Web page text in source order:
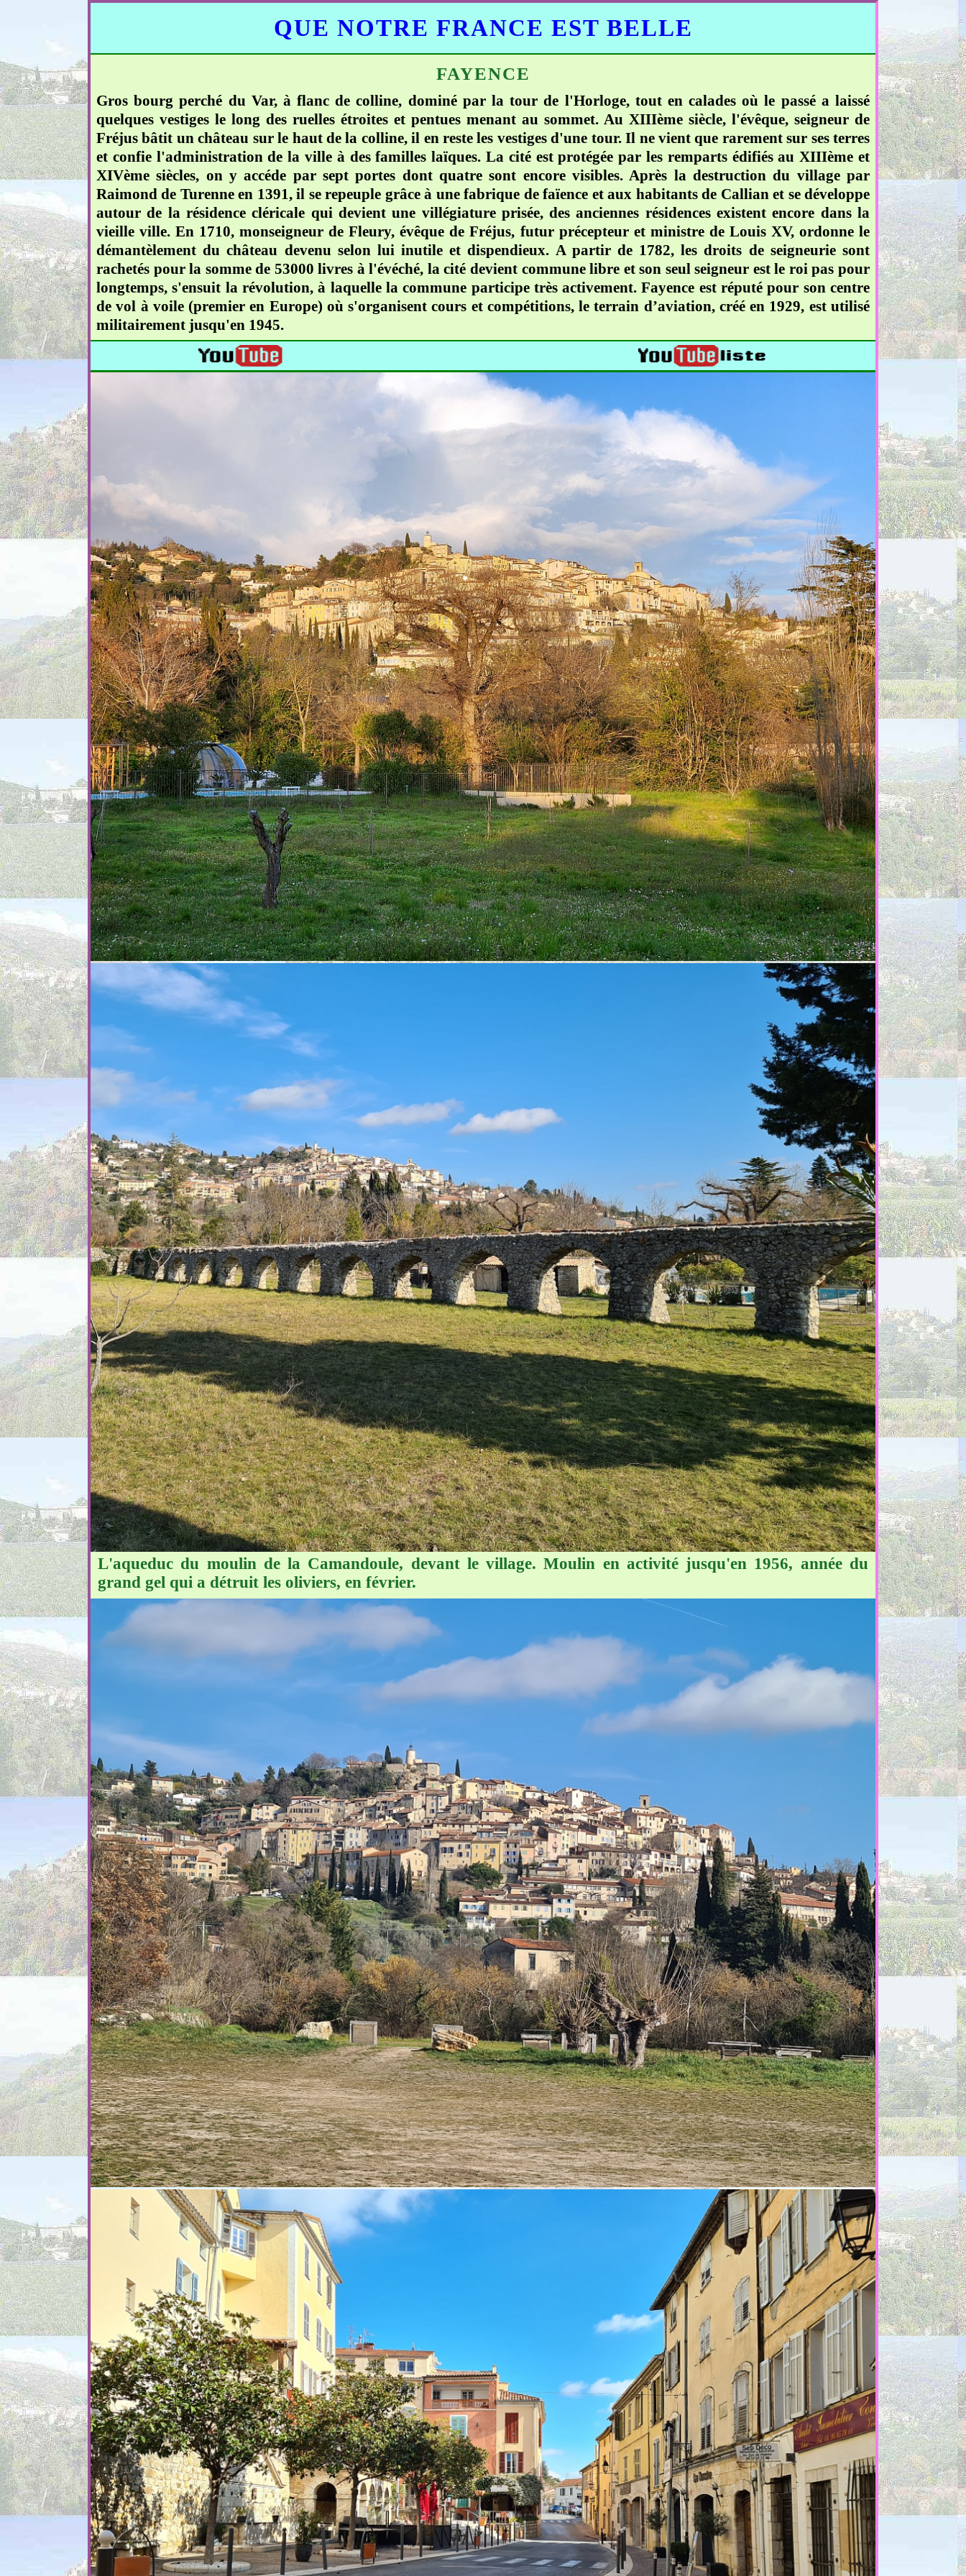
QUE NOTRE FRANCE EST BELLE
FAYENCE
Gros bourg perché du Var, à flanc de colline, dominé par la tour de l'Horloge, tout en calades où le passé a laissé
quelques vestiges le long des ruelles étroites et pentues menant au sommet. Au XIIIème siècle, l'évêque, seigneur de
Fréjus bâtit un château sur le haut de la colline, il en reste les vestiges d'une tour. Il ne vient que rarement sur ses terres
et confie l'administration de la ville à des familles laïques. La cité est protégée par les remparts édifiés au XIIIème et
XIVème siècles, on y accéde par sept portes dont quatre sont encore visibles. Après la destruction du village par
Raimond de Turenne en 1391, il se repeuple grâce à une fabrique de faïence et aux habitants de Callian et se développe
autour de la résidence cléricale qui devient une villégiature prisée, des anciennes résidences existent encore dans la
vieille ville. En 1710, monseigneur de Fleury, évêque de Fréjus, futur précepteur et ministre de Louis XV, ordonne le
démantèlement du château devenu selon lui inutile et dispendieux. A partir de 1782, les droits de seigneurie sont
rachetés pour la somme de 53000 livres à l'évéché, la cité devient commune libre et son seul seigneur est le roi pas pour
longtemps, s'ensuit la révolution, à laquelle la commune participe très activement. Fayence est réputé pour son centre
de vol à voile (premier en Europe) où s'organisent cours et compétitions, le terrain d’aviation, créé en 1929, est utilisé
militairement jusqu'en 1945.
L'aqueduc du moulin de la Camandoule, devant le village. Moulin en activité jusqu'en 1956, année du
grand gel qui a détruit les oliviers, en février.